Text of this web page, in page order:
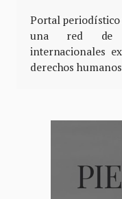
Portal
una red de
internacionales
derechos